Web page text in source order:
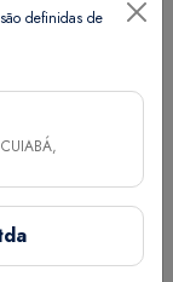
fina camada
as
animais com 50
infestações
nos ninhos de
definidas de